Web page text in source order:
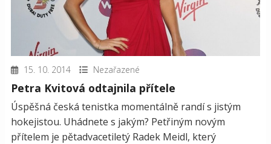
15. 10. 2014 Nezařazené
Petra Kvitová odtajnila přítele
Úspěšná česká tenistka momentálně randí s jistým
hokejistou. Uhádnete s jakým? Petřiným novým
přítelem je pětadvacetiletý Radek Meidl, který